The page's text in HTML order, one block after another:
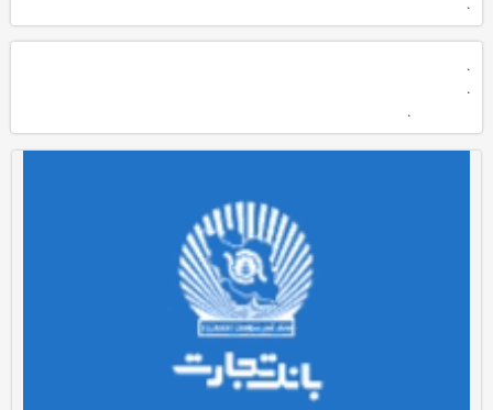
.
.
.